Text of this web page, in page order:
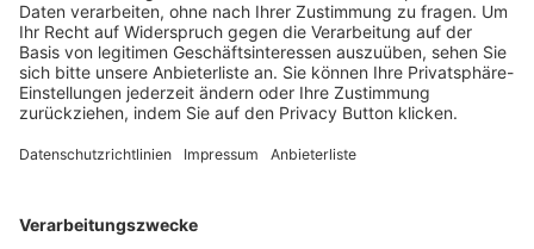
Trainerbörse
Login SpielPlus
FOLGE DEM BFV